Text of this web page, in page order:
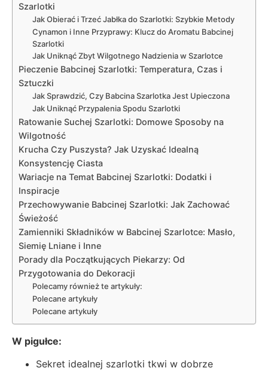
Szarlotki
Jak Obierać i Trzeć Jabłka do Szarlotki: Szybkie Metody
Cynamon i Inne Przyprawy: Klucz do Aromatu Babcinej
Szarlotki
Jak Uniknąć Zbyt Wilgotnego Nadzienia w Szarlotce
Pieczenie Babcinej Szarlotki: Temperatura, Czas i
Sztuczki
Jak Sprawdzić, Czy Babcina Szarlotka Jest Upieczona
Jak Uniknąć Przypalenia Spodu Szarlotki
Ratowanie Suchej Szarlotki: Domowe Sposoby na
Wilgotność
Krucha Czy Puszysta? Jak Uzyskać Idealną
Konsystencję Ciasta
Wariacje na Temat Babcinej Szarlotki: Dodatki i
Inspiracje
Przechowywanie Babcinej Szarlotki: Jak Zachować
Świeżość
Zamienniki Składników w Babcinej Szarlotce: Masło,
Siemię Lniane i Inne
Porady dla Początkujących Piekarzy: Od
Przygotowania do Dekoracji
Polecamy również te artykuły:
Polecane artykuły
Polecane artykuły
W pigułce:
Sekret idealnej szarlotki tkwi w dobrze